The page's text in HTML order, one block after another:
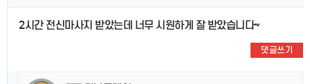
2시간 전신마사지 받았는데 너무 시원하게 잘 받았습니다~
댓글쓰기